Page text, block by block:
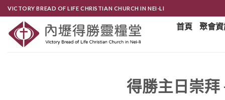
Skip
content
VICTORY BREAD OF LIFE CHRISTIAN CHURCH IN NEI-LI
首頁 聚會
得勝主日崇拜